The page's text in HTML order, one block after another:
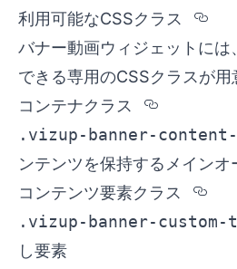
利用可能なCSSクラス
バナー動画ウィジェットに
できる専用のCSSクラスが用
コンテナクラス
Section
.vizup-banner-
ンテンツを保持するメイン
コンテンツ要素クラス
.vizup-banner-
し要素